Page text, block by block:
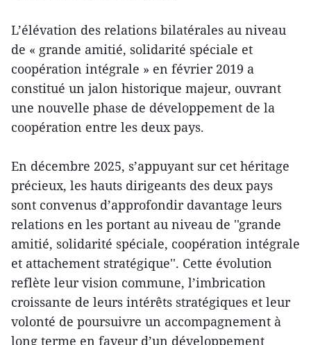
L’élévation des relations bilatérales au niveau
de « grande amitié, solidarité spéciale et
coopération intégrale » en février 2019 a
constitué un jalon historique majeur, ouvrant
une nouvelle phase de développement de la
coopération entre les deux pays.
En décembre 2025, s’appuyant sur cet héritage
précieux, les hauts dirigeants des deux pays
sont convenus d’approfondir davantage leurs
relations en les portant au niveau de ''grande
amitié, solidarité spéciale, coopération intégrale
et attachement stratégique''. Cette évolution
reflète leur vision commune, l’imbrication
croissante de leurs intérêts stratégiques et leur
volonté de poursuivre un accompagnement à
long terme en faveur d’un développement